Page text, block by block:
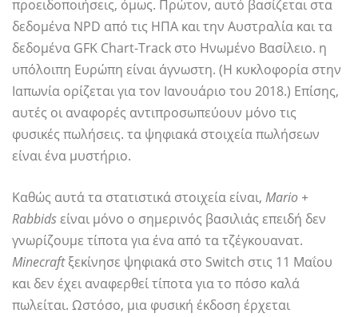
προειδοποιήσεις, όμως. Πρώτον, αυτό βασίζεται στα
δεδομένα NPD από τις ΗΠΑ και την Αυστραλία και τα
δεδομένα GFK Chart-Track στο Ηνωμένο Βασίλειο. η
υπόλοιπη Ευρώπη είναι άγνωστη. (Η κυκλοφορία στην
Ιαπωνία ορίζεται για τον Ιανουάριο του 2018.) Επίσης,
αυτές οι αναφορές αντιπροσωπεύουν μόνο τις
φυσικές πωλήσεις. τα ψηφιακά στοιχεία πωλήσεων
είναι ένα μυστήριο.
Καθώς αυτά τα στατιστικά στοιχεία είναι, Mario +
Rabbidsείναι μόνο ο σημερινός βασιλιάς επειδή δεν
γνωρίζουμε τίποτα για ένα από τα τζέγκουανατ.
Minecraftξεκίνησε ψηφιακά στο Switch στις 11 Μαΐου
και δεν έχει αναφερθεί τίποτα για το πόσο καλά
πωλείται. Ωστόσο, μια φυσική έκδοση έρχεται